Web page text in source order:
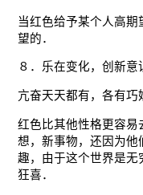
当红色给予某个人高
望的．
８．乐在变化，创新意
亢奋天天都有，各有巧
红色比其他性格更容易
想，新事物，还因为他
趣，由于这个世界是无
狂喜．